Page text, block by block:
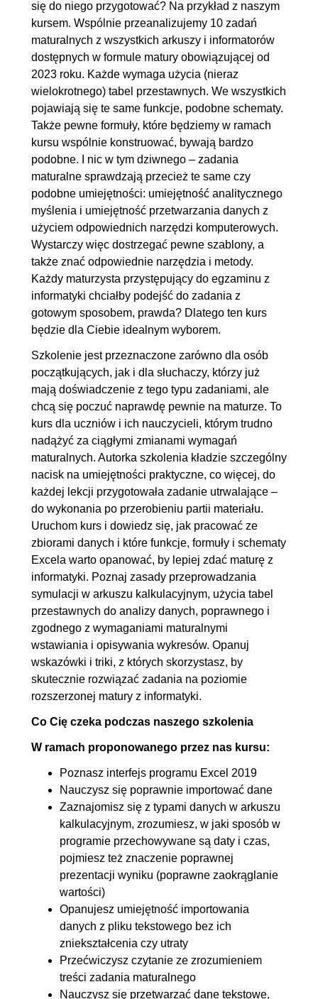
JEŻELI
00:10:21
3.2.
JEŻELI(A1='TRENING';'MISTRZ';'NIE
MISTRZ')
00:18:45
3.3. Funkcje statystyczne
arkusza
00:17:44
3.4. Funkcje daty i czasu
00:16:45
3.5. Funkcje tekstowe
3.6. Funkcja
WYSZUKAJ.PIONOWO - czyli
jak oszczędzić dużo czasu
00:16:35
4. Analiza danych - level up! Tabele
przestawne
01:03:46
4.1. Tabela przestawna -
wstawianie
4.2. Tabela przestawna -
przygotowywanie zestawień
4.3. Mistrz tabel przestawnych
- zadania
00:15:06
4.4. Wykresy
00:14:53
4.5. Problem tabel
przestawnych ze wspólną
pamięcią cache
4.6. Jakie jeszcze problemy
możesz mieć z tabelami
przestawnymi?
00:04:35
5. Do celu! Odpalamy zadania
maturalne
00:18:11
5.1. Dane z pliku - siup do
arkusza!
00:08:31
5.2. Triki i wskazówki
maturzyście przydatne
OGLĄDAJ »
00:09:40
treścią
6.1. Arkusz pokazowy - zadanie
Brenna
00:22:04
6.2. Informator maturalny -
zadanie Miętowa Dolina
00:19:43
6.3. Informator maturalny -
zadanie Ciepłolubni
6.4. Arkusz matury próbnej z
grudnia 2022 - zadanie
Ekodom
00:13:59
6.5. Arkusz matury próbnej ze
stycznia 2023 - zadanie Pesele
się do niego przygotować? Na przykład z naszym
kursem. Wspólnie przeanalizujemy 10 zadań
maturalnych z wszystkich arkuszy i informatorów
dostępnych w formule matury obowiązującej od
2023 roku. Każde wymaga użycia (nieraz
wielokrotnego) tabel przestawnych. We wszystkich
pojawiają się te same funkcje, podobne schematy.
Także pewne formuły, które będziemy w ramach
kursu wspólnie konstruować, bywają bardzo
podobne. I nic w tym dziwnego – zadania
maturalne sprawdzają przecież te same czy
podobne umiejętności: umiejętność analitycznego
myślenia i umiejętność przetwarzania danych z
użyciem odpowiednich narzędzi komputerowych.
Wystarczy więc dostrzegać pewne szablony, a
także znać odpowiednie narzędzia i metody.
Każdy maturzysta przystępujący do egzaminu z
informatyki chciałby podejść do zadania z
gotowym sposobem, prawda? Dlatego ten kurs
będzie dla Ciebie idealnym wyborem.
Szkolenie jest przeznaczone zarówno dla osób
początkujących, jak i dla słuchaczy, którzy już
mają doświadczenie z tego typu zadaniami, ale
chcą się poczuć naprawdę pewnie na maturze. To
kurs dla uczniów i ich nauczycieli, którym trudno
nadążyć za ciągłymi zmianami wymagań
maturalnych. Autorka szkolenia kładzie szczególny
nacisk na umiejętności praktyczne, co więcej, do
każdej lekcji przygotowała zadanie utrwalające –
do wykonania po przerobieniu partii materiału.
Uruchom kurs i dowiedz się, jak pracować ze
zbiorami danych i które funkcje, formuły i schematy
Excela warto opanować, by lepiej zdać maturę z
informatyki. Poznaj zasady przeprowadzania
symulacji w arkuszu kalkulacyjnym, użycia tabel
przestawnych do analizy danych, poprawnego i
zgodnego z wymaganiami maturalnymi
wstawiania i opisywania wykresów. Opanuj
wskazówki i triki, z których skorzystasz, by
skutecznie rozwiązać zadania na poziomie
rozszerzonej matury z informatyki.
Co Cię czeka podczas naszego szkolenia
W ramach proponowanego przez nas kursu:
Poznasz interfejs programu Excel 2019
Nauczysz się poprawnie importować dane
Zaznajomisz się z typami danych w arkuszu
kalkulacyjnym, zrozumiesz, w jaki sposób w
programie przechowywane są daty i czas,
pojmiesz też znaczenie poprawnej
prezentacji wyniku (poprawne zaokrąglanie
wartości)
Opanujesz umiejętność importowania
danych z pliku tekstowego bez ich
zniekształcenia czy utraty
Przećwiczysz czytanie ze zrozumieniem
treści zadania maturalnego
Nauczysz się przetwarzać dane tekstowe,